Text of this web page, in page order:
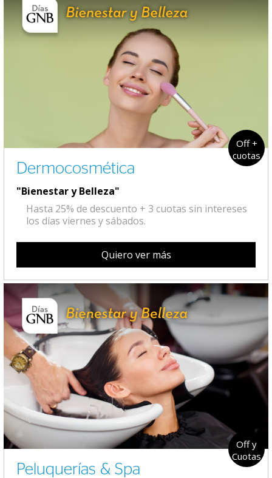
Off +
cuotas
Dermocosmética
"Bienestar y Belleza"
Hasta 25% de descuento + 3 cuotas sin intereses
los días viernes y sábados.
Quiero ver más
Off y
Cuotas
Peluquerías & Spa